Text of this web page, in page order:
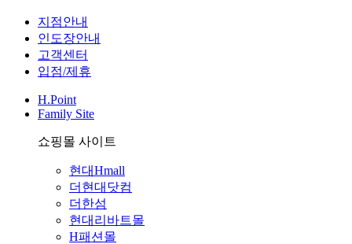
지점안내
인도장안내
고객센터
입점/제휴
H.Point
Family Site
쇼핑몰 사이트
현대Hmall
더현대닷컴
더한섬
현대리바트몰
H패션몰